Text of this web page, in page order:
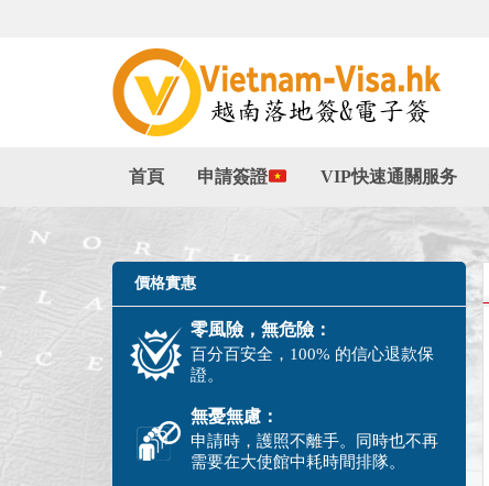
首頁 申請簽證 VIP快速通關服务
價格實惠
零風險，無危險：
百分百安全，100% 的信心退款保
證。
無憂無慮：
申請時，護照不離手。同時也不再
需要在大使館中耗時間排隊。